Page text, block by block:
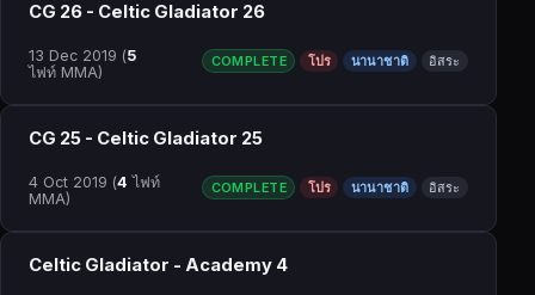
13 Dec 2019 (5
ไฟท์ MMA)
CG 26 - Celtic Gladiator 26
COMPLETE โปร นานาชาติ อิสระ
4 Oct 2019 (4 ไฟท์
MMA)
CG 25 - Celtic Gladiator 25
COMPLETE โปร นานาชาติ อิสระ
Celtic Gladiator - Academy 4